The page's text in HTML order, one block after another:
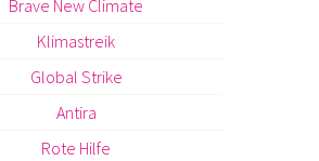
Brave New Climate
Klimastreik
Global Strike
Antira
Rote Hilfe